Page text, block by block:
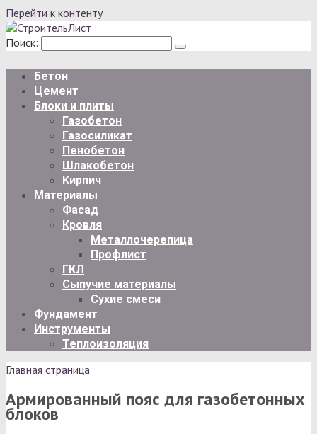
Перейти к контенту
Поиск:
Бетон
Цемент
Блоки и плиты
Газобетон
Газосиликат
Пенобетон
Шлакобетон
Кирпич
Материалы
Фасад
Кровля
Металлочерепица
Профлист
ГКЛ
Сыпучие материалы
Сухие смеси
Фундамент
Инструменты
Теплоизоляция
Главная страница
Армированный пояс для газобетонных
блоков